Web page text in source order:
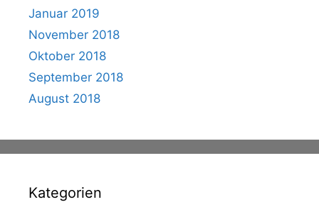
Januar 2019
November 2018
Oktober 2018
September 2018
August 2018
Kategorien